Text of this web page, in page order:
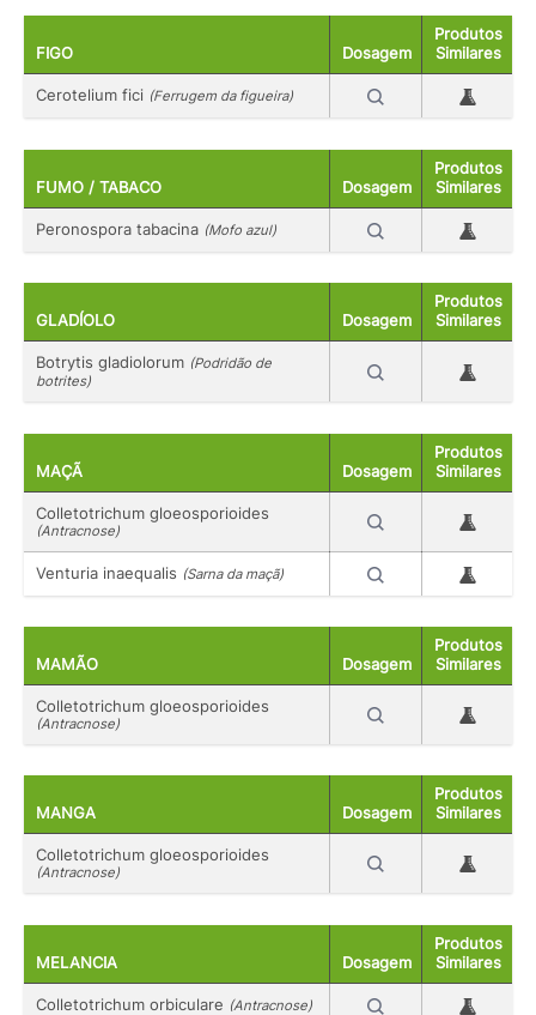
FIGO Dosagem
Produtos
Similares
Cerotelium fici (Ferrugem da figueira)
FUMO / TABACO Dosagem
Produtos
Similares
Peronospora tabacina (Mofo azul)
GLADÍOLO Dosagem
Produtos
Similares
Botrytis gladiolorum (Podridão de
botrites)
MAÇÃ Dosagem
Produtos
Similares
Colletotrichum gloeosporioides
(Antracnose)
Venturia inaequalis (Sarna da maçã)
MAMÃO Dosagem
Produtos
Similares
Colletotrichum gloeosporioides
(Antracnose)
MANGA Dosagem
Produtos
Similares
Colletotrichum gloeosporioides
(Antracnose)
MELANCIA Dosagem
Produtos
Similares
Colletotrichum orbiculare (Antracnose)